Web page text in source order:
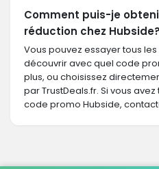
Comment puis-je
réduction chez Hubside?
Vous pouvez essayer tous
découvrir avec quel code
plus, ou choisissez
par TrustDeals.fr. Si vous
code promo Hubside,